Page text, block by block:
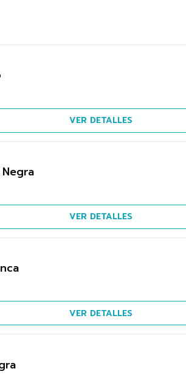
VER DETALLES
VER DETALLES
VER DETALLES